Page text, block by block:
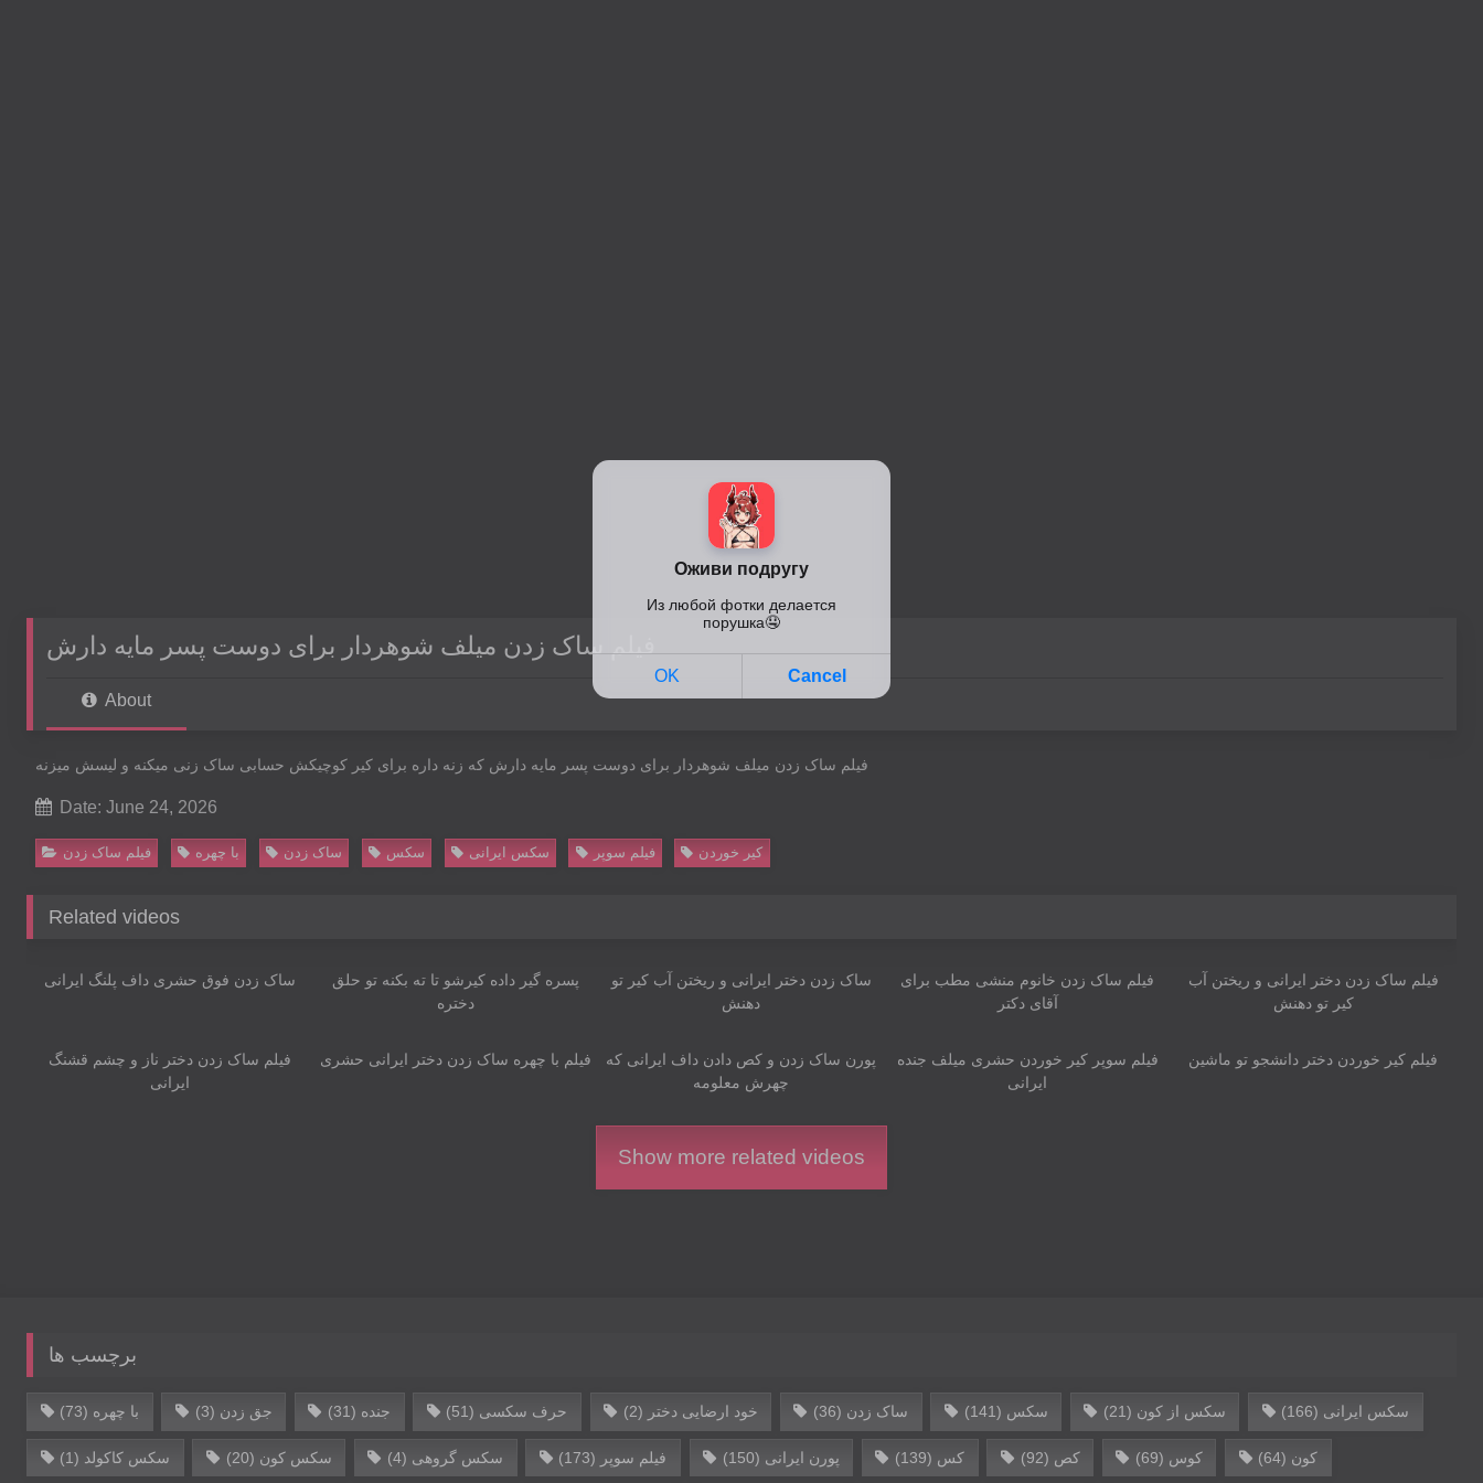
فیلم ساک زدن میلف شوهردار برای دوست پسر مایه دارش
About
فیلم ساک زدن میلف شوهردار برای دوست پسر مایه دارش که زنه داره برای کیر کوچیکش حسابی‌ ساک زنی‌ میکنه و لیسش میزنه
Date: June 24, 2026
فیلم ساک زدن با چهره ساک زدن سکس سکس ایرانی فیلم سوپر کیر خوردن
Related videos
پسره گیر داده کیرشو تا ته بکنه تو حلق
دختره
ساک زدن دختر ایرانی‌ و ریختن آب کیر تو
دهنش
فیلم ساک زدن خانوم منشی‌ مطب برای
آقای دکتر
فیلم ساک زدن دختر ایرانی‌ و ریختن آب
کیر تو دهنش
فیلم ساک زدن دختر ناز و چشم قشنگ
فیلم با چهره ساک زدن دختر ایرانی‌ حشری
پورن ساک زدن و کص دادن داف ایرانی‌ که
چهرش معلومه
فیلم سوپر کیر خوردن حشری میلف جنده
فیلم کیر خوردن دختر دانشجو تو ماشین
Show more related videos
برچسب ها
با چهره (73) جق زدن (3) جنده (31) حرف سکسی‌ (51) خود ارضایی دختر (2) ساک زدن (36) سکس (141) سکس از کون (21) سکس ایرانی (166)
سکس کاکولد (1) سکس کون (20) سکس گروهی (4) فیلم سوپر (173) پورن ایرانی (150) کس (139) کص (92) کوس (69) کون (64)